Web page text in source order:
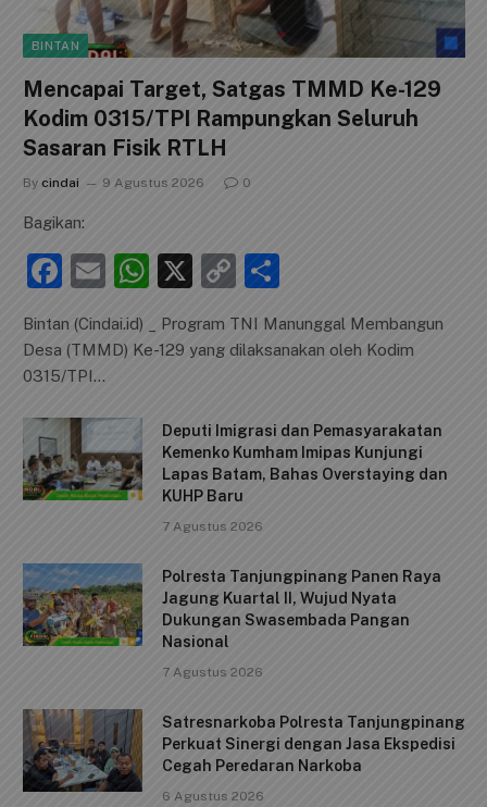
BINTAN
Mencapai Target, Satgas TMMD Ke-129
Kodim 0315/TPI Rampungkan Seluruh
Sasaran Fisik RTLH
By cindai 9 Agustus 2026 0
Bagikan:
F
c
e
b
o
o
k
E
ai
W
at
p
p
X
C
p
n
k
ar
Bintan (Cindai.id) _ Program TNI Manunggal Membangun
Desa (TMMD) Ke-129 yang dilaksanakan oleh Kodim
0315/TPI…
Deputi Imigrasi dan Pemasyarakatan
Kemenko Kumham Imipas Kunjungi
Lapas Batam, Bahas Overstaying dan
KUHP Baru
7 Agustus 2026
Polresta Tanjungpinang Panen Raya
Jagung Kuartal II, Wujud Nyata
Dukungan Swasembada Pangan
Nasional
7 Agustus 2026
Satresnarkoba Polresta Tanjungpinang
Perkuat Sinergi dengan Jasa Ekspedisi
Cegah Peredaran Narkoba
6 Agustus 2026